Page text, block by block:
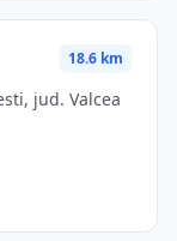
18.6 km
jud. Valcea